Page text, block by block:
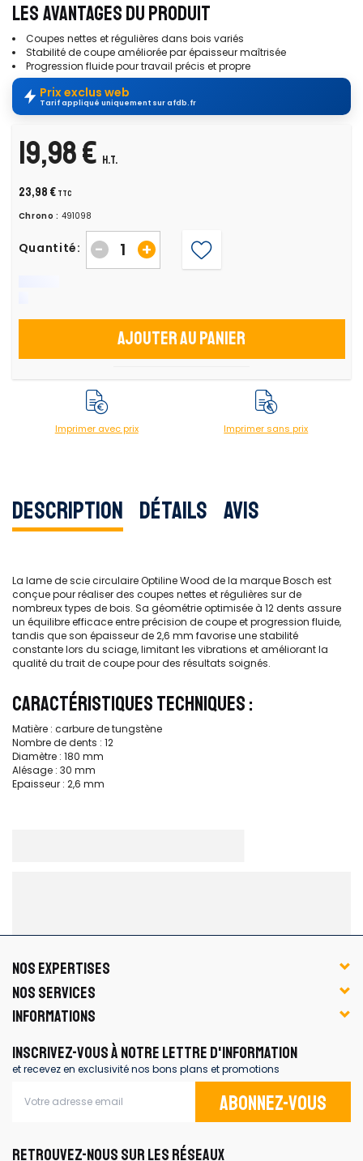
LES AVANTAGES DU PRODUIT
Coupes nettes et régulières dans bois variés
Stabilité de coupe améliorée par épaisseur maîtrisée
Progression fluide pour travail précis et propre
Prix exclus web
Tarif appliqué uniquement sur afdb.fr
19,98 € H.T.
23,98 € TTC
Chrono : 491098
Quantité: +
-
Ajouter au panier
Imprimer avec prix Imprimer sans prix
Description Détails Avis
La lame de scie circulaire Optiline Wood de la marque Bosch est
conçue pour réaliser des coupes nettes et régulières sur de
nombreux types de bois. Sa géométrie optimisée à 12 dents assure
un équilibre efficace entre précision de coupe et progression fluide,
tandis que son épaisseur de 2,6 mm favorise une stabilité
constante lors du sciage, limitant les vibrations et améliorant la
qualité du trait de coupe pour des résultats soignés.
CARACTÉRISTIQUES TECHNIQUES :
Matière : carbure de tungstène
Nombre de dents : 12
Diamètre : 180 mm
Alésage : 30 mm
Epaisseur : 2,6 mm
NOS EXPERTISES
NOS SERVICES
INFORMATIONS
INSCRIVEZ-VOUS À NOTRE LETTRE D'INFORMATION
et recevez en exclusivité nos bons plans et promotions
Abonnez-vous
RETROUVEZ-NOUS SUR LES RÉSEAUX